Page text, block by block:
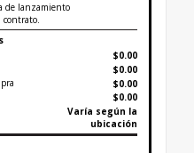
de lanzamiento
contrato.
$0.00
$0.00
$0.00
$0.00
Varía según la
ubicación